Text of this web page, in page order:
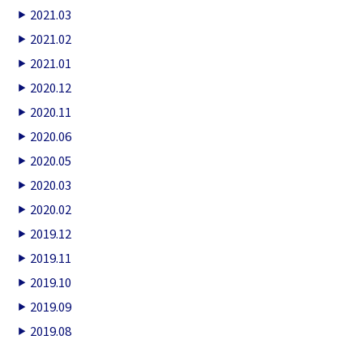
2021.03
2021.02
2021.01
2020.12
2020.11
2020.06
2020.05
2020.03
2020.02
2019.12
2019.11
2019.10
2019.09
2019.08